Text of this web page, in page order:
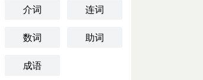
介词 连词
数词 助词
成语